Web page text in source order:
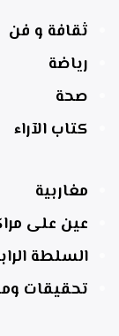
ثقافة و فن
رياضة
صحة
كتاب الآراء
مغاربية
عين على
السلطة
تحقيقات